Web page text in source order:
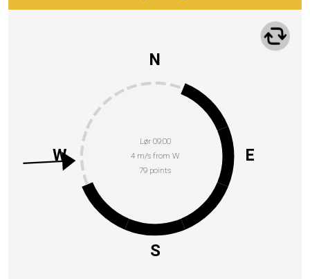
Lør 09:00
4 m/s from W
79 points
N
E
S
W